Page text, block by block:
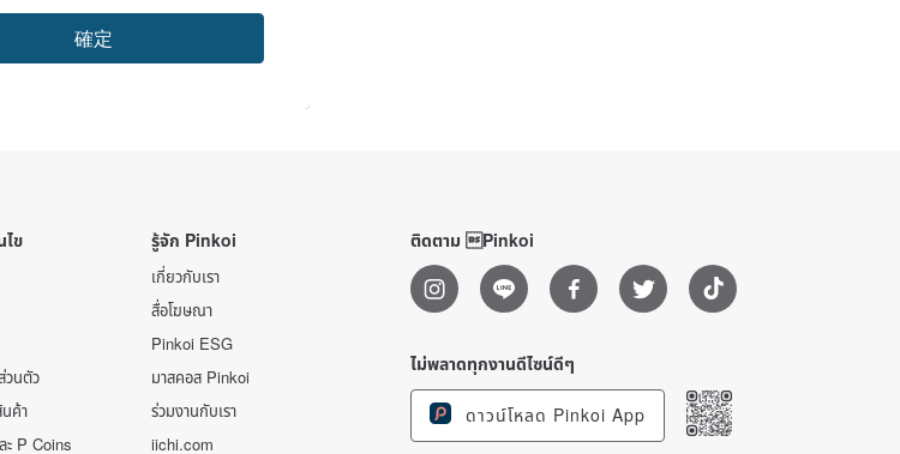
ไข
วนตัว
ค้า
ะ P Coins
รู้จัก Pinkoi
เกี่ยวกับเรา
สื่อโฆษณา
Pinkoi ESG
มาสคอส Pinkoi
ร่วมงานกับเรา
iichi.com
ติดตาม Pinkoi
ไม่พลาดทุกงานดีไซน์ดีๆ
ดาวน์โหลด Pinkoi App
確定